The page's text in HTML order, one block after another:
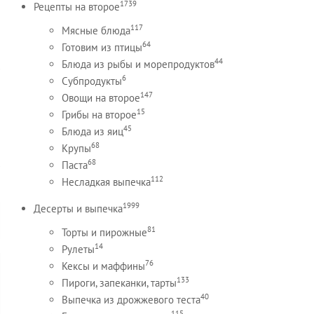
Рецепты на второе1739
Мясные блюда117
Готовим из птицы64
Блюда из рыбы и морепродуктов44
Субпродукты6
Овощи на второе147
Грибы на второе15
Блюда из яиц45
Крупы68
Паста68
Несладкая выпечка112
Десерты и выпечка1999
Торты и пирожные81
Рулеты14
Кексы и маффины76
Пироги, запеканки, тарты133
Выпечка из дрожжевого теста40